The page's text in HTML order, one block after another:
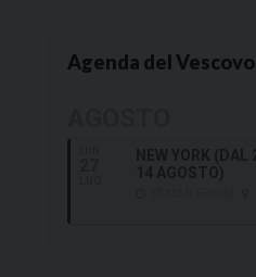
Agenda del Vescovo